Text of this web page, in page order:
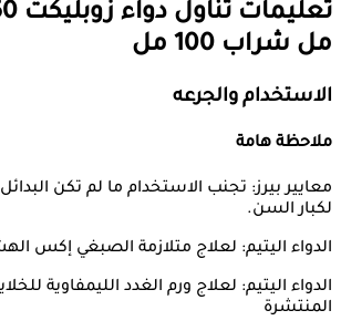
تعليمات تناول دواء
مل شراب 100 مل
الاستخدام والجرعه
ملاحظة هامة
معايير بيرز: تجنب الاستخدام ما لم تكن البدائل
لكبار السن.
الدواء اليتيم: لعلاج متلازمة الصبغي إكس
الدواء اليتيم: لعلاج ورم الغدد الليمفاوية
المنتشرة